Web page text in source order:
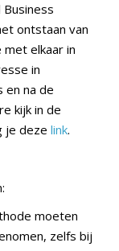
ontstaan van
elkaar in
in
na de
kijk in de
je deze link.
moeten
zelfs bij